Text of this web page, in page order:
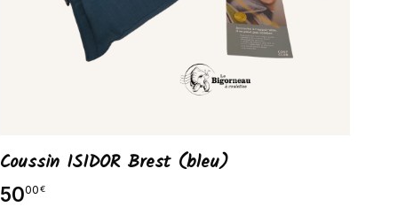
Coussin ISIDOR Brest (bleu)
5000€